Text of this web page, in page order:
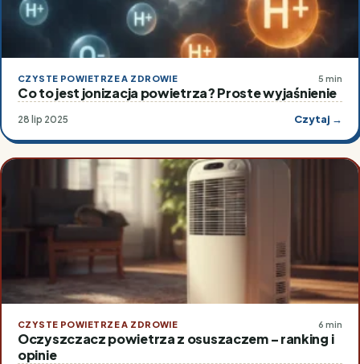
CZYSTE POWIETRZE A ZDROWIE 5 min
Co to jest jonizacja powietrza? Proste wyjaśnienie
28 lip 2025 Czytaj →
CZYSTE POWIETRZE A ZDROWIE 6 min
Oczyszczacz powietrza z osuszaczem – ranking i
opinie